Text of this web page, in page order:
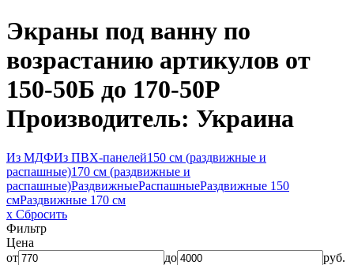
Экраны под ванну по
возрастанию артикулов от
150-50Б до 170-50Р
Производитель: Украина
Из МДФИз ПВХ-панелей150 см (раздвижные и
распашные)170 см (раздвижные и
распашные)РаздвижныеРаспашныеРаздвижные 150
смРаздвижные 170 см
x Сбросить
Фильтр
Цена
от
до
руб.